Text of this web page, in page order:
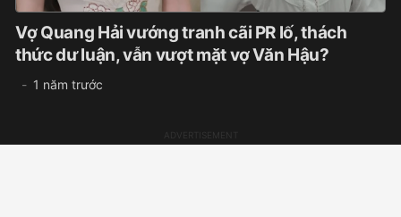
Vợ Quang Hải vướng tranh cãi PR lố, thách
thức dư luận, vẫn vượt mặt vợ Văn Hậu?
1 năm trước